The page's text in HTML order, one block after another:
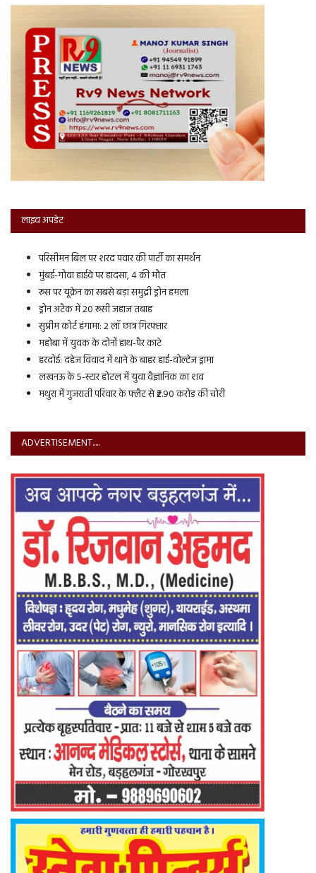
लाइव अपडेट
परिसीमन बिल पर शरद पवार की पार्टी का समर्थन
मुंबई-गोवा हाईवे पर हादसा, 4 की मौत
रूस पर यूक्रेन का सबसे बड़ा समुद्री ड्रोन हमला
ड्रोन अटैक में 20 रूसी जहाज तबाह
सुप्रीम कोर्ट हंगामा: 2 लॉ छात्र गिरफ्तार
महोबा में युवक के दोनों हाथ-पैर काटे
हरदोई: दहेज विवाद में थाने के बाहर हाई-वोल्टेज ड्रामा
लखनऊ के 5-स्टार होटल में युवा वैज्ञानिक का शव
मथुरा में गुजराती परिवार के फ्लैट से ₹2.90 करोड़ की चोरी
ADVERTISEMENT.....